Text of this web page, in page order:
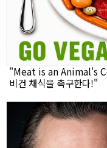
"Meat is an Animal's
비건 채식을 촉구한다!"